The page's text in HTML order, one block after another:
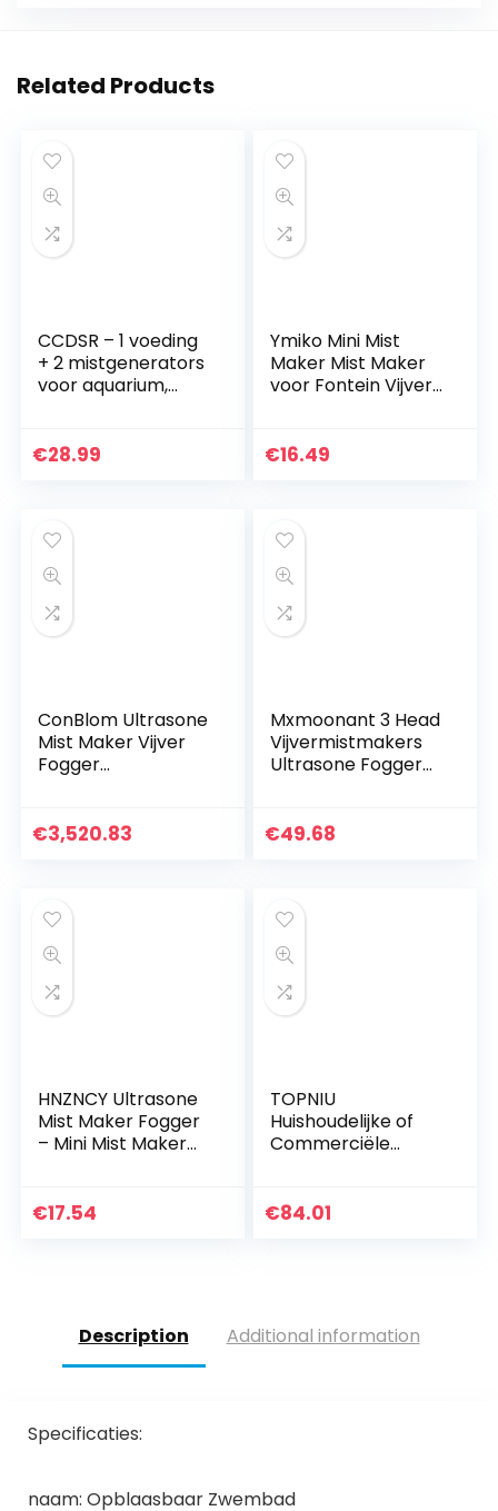
Related Products
CCDSR – 1 voeding
+ 2 mistgenerators
voor aquarium,
luchtbevochtiger,
€28.99
Ymiko Mini Mist
Maker Mist Maker
voor Fontein Vijver
€16.49
ConBlom Ultrasone
Mist Maker Vijver
Fogger
24V Zinklegering
Sensing, voor Fish
tank landschap
Vijver Aquarium
Tuin
€3,520.83
Mxmoonant 3 Head
Vijvermistmakers
Ultrasone Fogger
1500mL/H met 6
Vijver Aquarium
Rotstuin Sink
€49.68
HNZNCY Ultrasone
Mist Maker Fogger
– Mini Mist Maker
Mist Machine
€17.54
TOPNIU
Huishoudelijke of
Commerciële
Sterilisator,
Spuitpistool (Kleur:
€84.01
Description Additional information
Specificaties:
naam: Opblaasbaar Zwembad